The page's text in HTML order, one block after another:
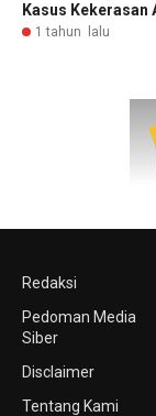
Kasus Kekerasan
1 tahun lalu
Redaksi
Pedoman Media
Siber
Disclaimer
Tentang Kami